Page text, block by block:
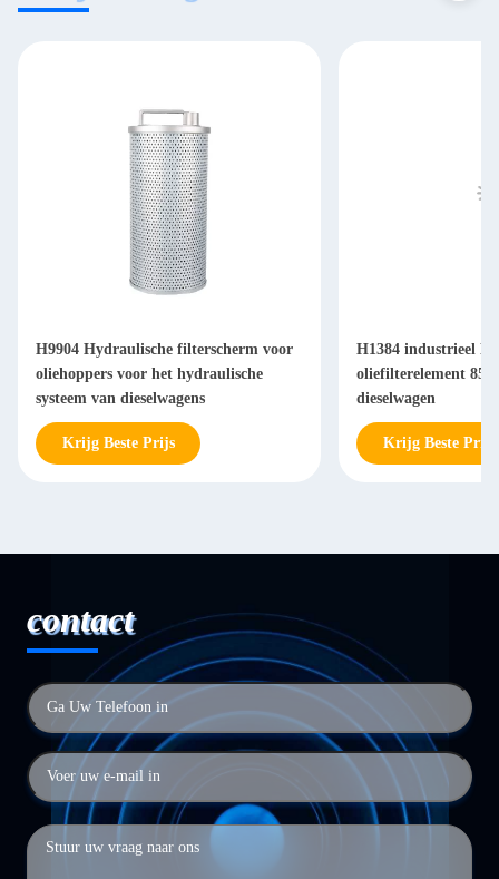
H9904 Hydraulische filterscherm voor
oliehoppers voor het hydraulische
systeem van dieselwagens
Krijg Beste Prijs
H1384 industrieel
oliefilterelement 85
dieselwagen
Krijg Beste Prijs
contact